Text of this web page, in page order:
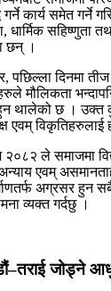
कार्य समेत गर्ने
धार्मिक सहिष्णुता
छन् ।
पछिल्ला दिनमा
मौलिकता
थालेको छ । उक्त
एवम्
२०८२ ले समाजमा
एवम्
अग्रसर हुन
व्यक्त गर्दछु ।
जोड्ने